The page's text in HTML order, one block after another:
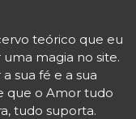
teórico que eu
magia no site.
sua fé e a sua
que o Amor tudo
tudo suporta.